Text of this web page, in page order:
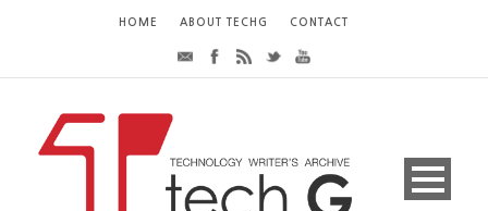
HOME ABOUT TECHG CONTACT